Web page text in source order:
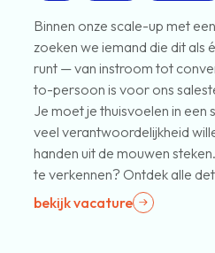
Binnen onze scale-up met
zoeken we iemand die dit als
runt — van instroom tot
to-persoon is voor ons
Je moet je thuisvoelen in een
veel verantwoordelijkheid
handen uit de mouwen
te verkennen? Ontdek alle
bekijk vacature